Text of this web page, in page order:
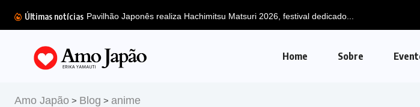
Últimas notícias
Home Sobre
Amo Japão > Blog > anime